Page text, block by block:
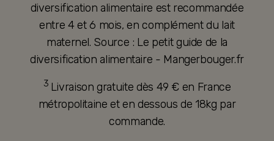
diversification alimentaire est recommandée
entre 4 et 6 mois, en complément du lait
maternel. Source : Le petit guide de la
diversification alimentaire - Mangerbouger.fr
3 Livraison gratuite dès 49 € en France
métropolitaine et en dessous de 18kg par
commande.